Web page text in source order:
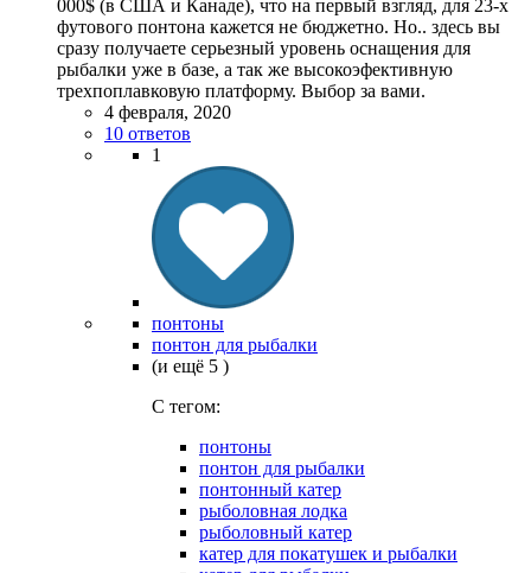
000$ (в США и Канаде), что на первый взгляд, для 23-х
футового понтона кажется не бюджетно. Но.. здесь вы
сразу получаете серьезный уровень оснащения для
рыбалки уже в базе, а так же высокоэфективную
трехпоплавковую платформу. Выбор за вами.
4 февраля, 2020
10 ответов
1
понтоны
понтон для рыбалки
(и ещё 5 )
C тегом:
понтоны
понтон для рыбалки
понтонный катер
рыболовная лодка
рыболовный катер
катер для покатушек и рыбалки